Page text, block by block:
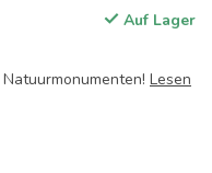
Auf Lager
Lesen